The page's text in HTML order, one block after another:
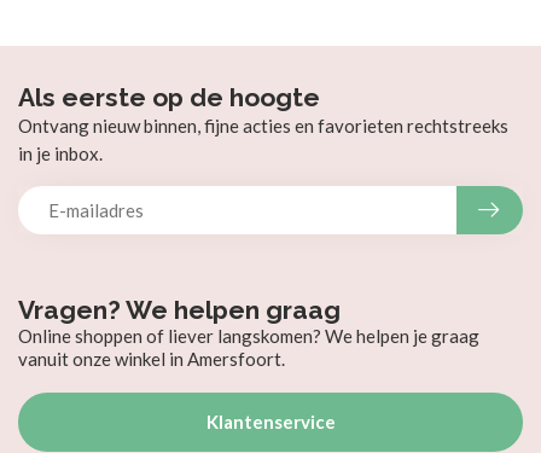
Vragen? We helpen graag
Online shoppen of liever langskomen? We helpen je graag
vanuit onze winkel in Amersfoort.
Klantenservice
Als eerste op de hoogte
Ontvang nieuw binnen, fijne acties en favorieten rechtstreeks
in je inbox.